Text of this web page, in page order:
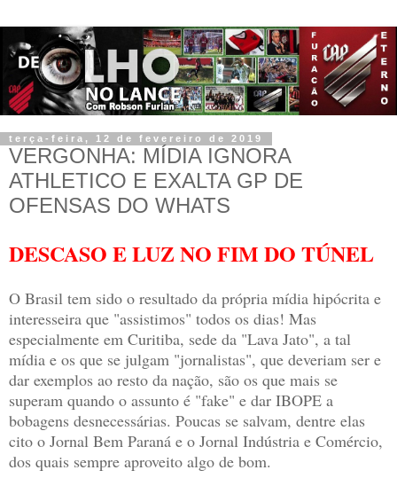
terça-feira, 12 de fevereiro de 2019
VERGONHA: MÍDIA IGNORA
ATHLETICO E EXALTA GP DE
OFENSAS DO WHATS
DESCASO E LUZ NO FIM DO TÚNEL
O Brasil tem sido o resultado da própria mídia hipócrita e
interesseira que "assistimos" todos os dias! Mas
especialmente em Curitiba, sede da "Lava Jato", a tal
mídia e os que se julgam "jornalistas", que deveriam ser e
dar exemplos ao resto da nação, são os que mais se
superam quando o assunto é "fake" e dar IBOPE a
bobagens desnecessárias. Poucas se salvam, dentre elas
cito o Jornal Bem Paraná e o Jornal Indústria e Comércio,
dos quais sempre aproveito algo de bom.